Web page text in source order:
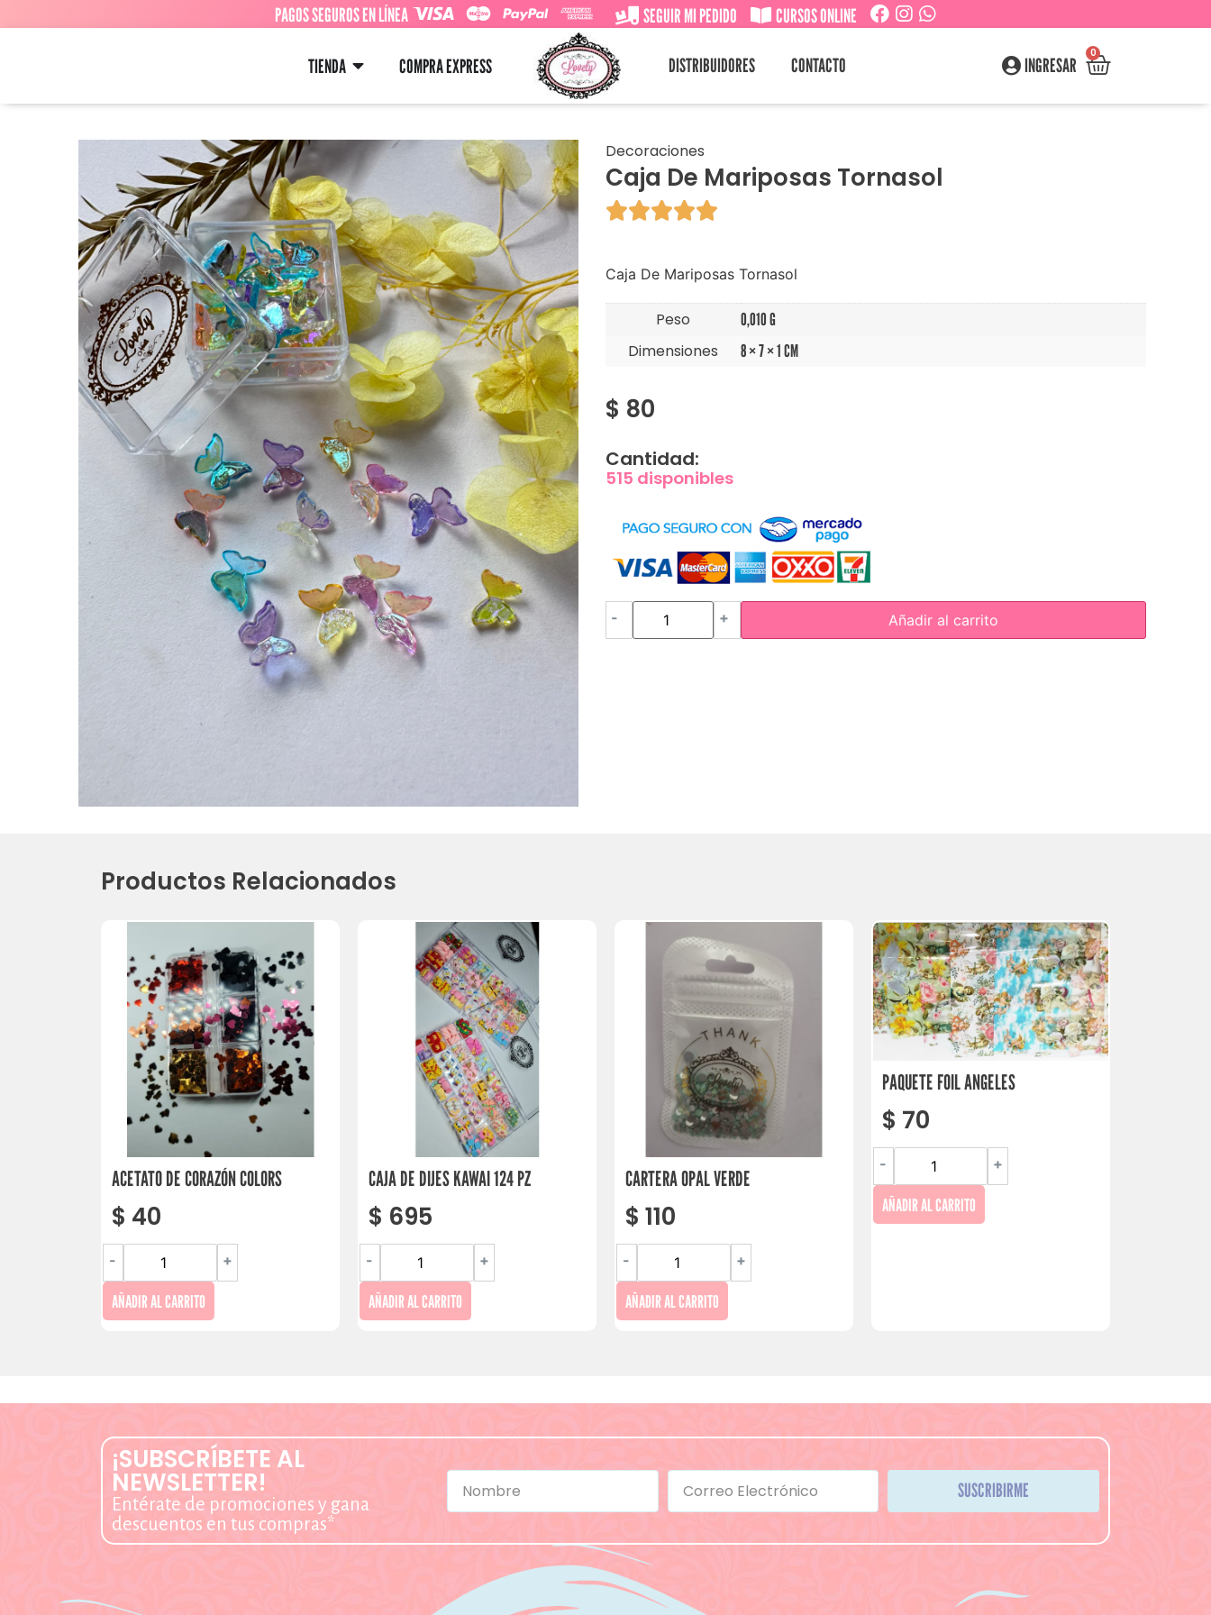
PAGOS SEGUROS EN LÍNEA SEGUIR MI PEDIDO CURSOS ONLINE
TIENDA COMPRA EXPRESS DISTRIBUIDORES CONTACTO INGRESAR
0
Decoraciones
Caja De Mariposas Tornasol

Caja De Mariposas Tornasol
Peso 0,010 G
Dimensiones 8 × 7 × 1 CM
$ 80
Cantidad:
515 disponibles
- + Añadir al carrito
Productos Relacionados
ACETATO DE CORAZÓN COLORS
$ 40
- +
AÑADIR AL CARRITO
CAJA DE DIJES KAWAI 124 PZ
$ 695
- +
AÑADIR AL CARRITO
CARTERA OPAL VERDE
$ 110
- +
AÑADIR AL CARRITO
PAQUETE FOIL ANGELES
$ 70
- +
AÑADIR AL CARRITO
¡SUBSCRÍBETE AL
NEWSLETTER!
Entérate de promociones y gana
descuentos en tus compras*
SUSCRIBIRME